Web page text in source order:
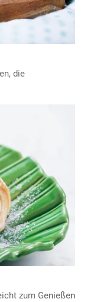
die
zum Genießen